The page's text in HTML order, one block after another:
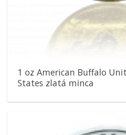
1 oz American Buffalo
States zlatá minca